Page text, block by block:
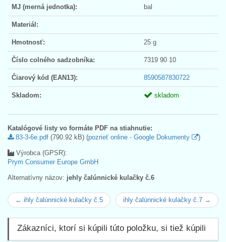
MJ (merná jednotka): bal
Materiál:
Hmotnosť: 25 g
Číslo colného sadzobníka: 7319 90 10
Čiarový kód (EAN13): 8590587830722
Skladom: skladom
Katalógové listy vo formáte PDF na stiahnutie:
83-3-6e.pdf (790.92 kB) (pozrieť online - Google Dokumenty )
Výrobca (GPSR):
Prym Consumer Europe GmbH
Alternatívny názov: jehly čalúnnické kulačky č.6
← ihly čalúnnické kulačky č.5 ihly čalúnnické kulačky č.7 →
Zákazníci, ktorí si kúpili túto položku, si tiež kúpili